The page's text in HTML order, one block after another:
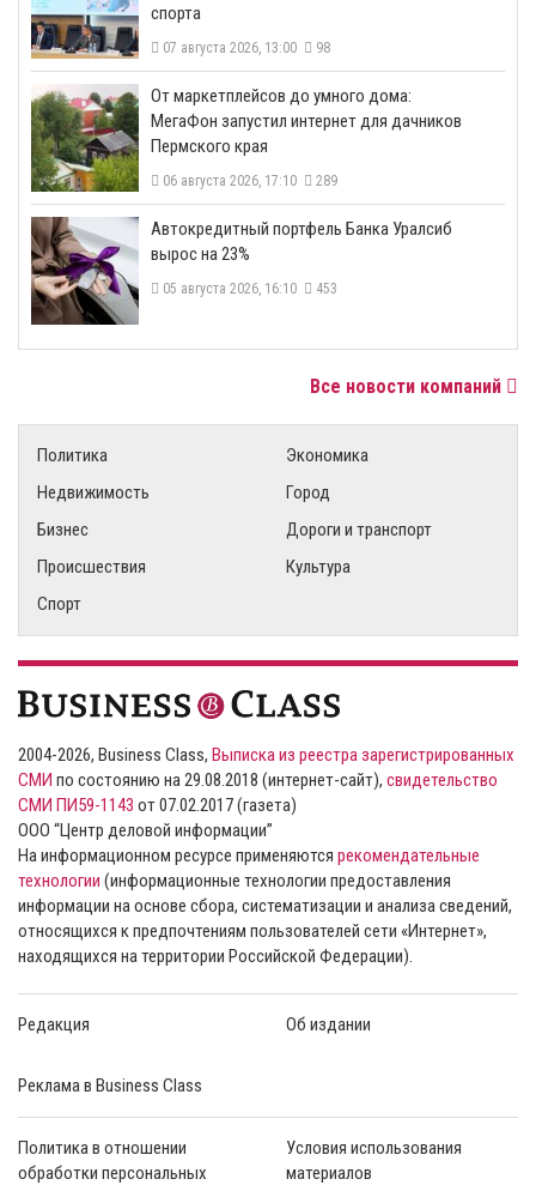
спорта
07 августа 2026, 13:00 98
От маркетплейсов до умного дома:
МегаФон запустил интернет для дачников
Пермского края
06 августа 2026, 17:10 289
​Автокредитный портфель Банка Уралсиб
вырос на 23%
05 августа 2026, 16:10 453
Все новости компаний
Политика
Экономика
Недвижимость
Город
Бизнес
Дороги и транспорт
Происшествия
Культура
Спорт
2004-2026, Business Class, Выписка из реестра зарегистрированных
СМИ по состоянию на 29.08.2018 (интернет-сайт), свидетельство
СМИ ПИ59-1143 от 07.02.2017 (газета)
ООО “Центр деловой информации”
На информационном ресурсе применяются рекомендательные
технологии (информационные технологии предоставления
информации на основе сбора, систематизации и анализа сведений,
относящихся к предпочтениям пользователей сети «Интернет»,
находящихся на территории Российской Федерации).
Редакция Об издании
Реклама в Business Class
Политика в отношении
обработки персональных
Условия использования
материалов